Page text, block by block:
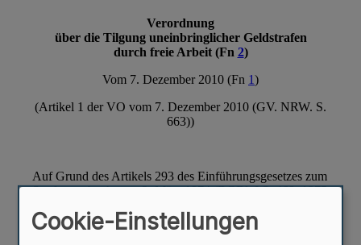
Cookie-Einstellungen